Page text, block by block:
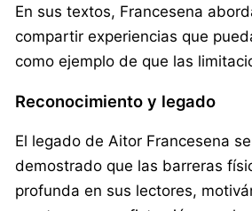
En sus textos, Francesena
compartir experiencias que
como ejemplo de que las
Reconocimiento y legado
El legado de Aitor Francesena
demostrado que las barreras
profunda en sus lectores,